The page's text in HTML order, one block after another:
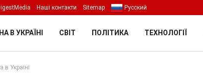
Наші контакти Sitemap Русский
В УКРАЇНІ СВІТ ПОЛІТИКА ТЕХНОЛОГІЇ
в Україні